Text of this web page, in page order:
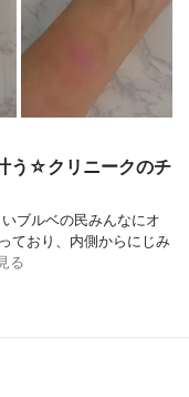
う☆クリニークのチ
いブルベの民みんなにオ
ており、内側からにじみ
る